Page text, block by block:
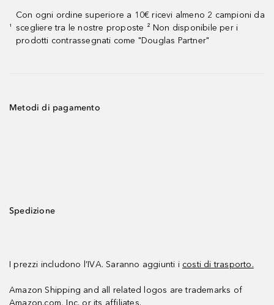
¹
Con ogni ordine superiore a 10€ ricevi almeno 2 campioni da
scegliere tra le nostre proposte ² Non disponibile per i
prodotti contrassegnati come "Douglas Partner"
Metodi di pagamento
Spedizione
I prezzi includono l’IVA. Saranno aggiunti i costi di trasporto.
Amazon Shipping and all related logos are trademarks of
Amazon.com, Inc. or its affiliates.